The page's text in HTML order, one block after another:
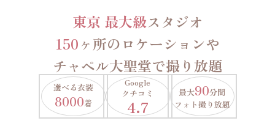
東京 最大級スタジオ
150ヶ所のロケーションや
チャペル大聖堂で撮り放題
選べる衣装
8000着
Google
クチコミ
4.7
最大90分間
フォト撮り放題